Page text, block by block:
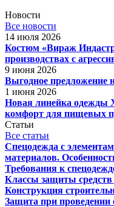
Новости
Все новости
14 июля 2026
Костюм «Вираж
производствах с
9 июня 2026
Выгодное предложение
1 июня 2026
Новая линейка одежды
комфорт для пищевых
Статьи
Все статьи
Спецодежда с
материалов.
Требования к
Классы защиты
Конструкция
Защита при проведении